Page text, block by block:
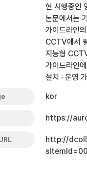
현 시행중인
논문에서는
가이드라인
CCTV에서
지능형
가이드라인
설치 ‧ 운영
kor
https://
http://